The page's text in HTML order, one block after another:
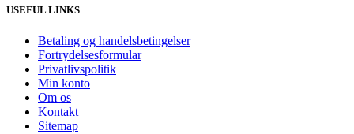
USEFUL LINKS
Betaling og handelsbetingelser
Fortrydelsesformular
Privatlivspolitik
Min konto
Om os
Kontakt
Sitemap